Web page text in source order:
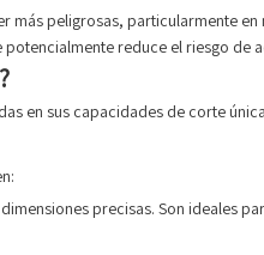
más peligrosas, particularmente en
reduce el riesgo de
en sus capacidades de corte
precisas. Son ideales